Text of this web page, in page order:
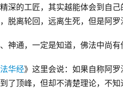
深的工匠，其实越能体会到自
脱离轮回，远离生死，但是阿罗
神通，一定是知道，佛法中尚
法华经》这里会说：如果自称阿
了顶峰，但却不清楚理论，不